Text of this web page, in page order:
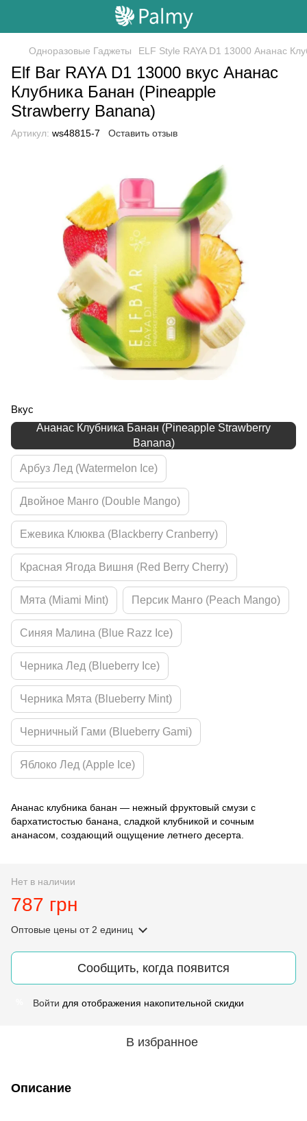
Одноразовые Гаджеты ELF Style RAYA D1 13000 Ананас
Elf Bar RAYA D1 13000 вкус Ананас
Клубника Банан (Pineapple
Strawberry Banana)
Артикул: ws48815-7 Оставить отзыв
Вкус
Ананас Клубника Банан (Pineapple Strawberry
Banana)
Арбуз Лед (Watermelon Ice)
Двойное Манго (Double Mango)
Ежевика Клюква (Blackberry Cranberry)
Красная Ягода Вишня (Red Berry Cherry)
Мята (Miami Mint) Персик Манго (Peach Mango)
Синяя Малина (Blue Razz Ice)
Черника Лед (Blueberry Ice)
Черника Мята (Blueberry Mint)
Черничный Гами (Blueberry Gami)
Яблоко Лед (Apple Ice)
Ананас клубника банан — нежный фруктовый смузи с
бархатистостью банана, сладкой клубникой и сочным
ананасом, создающий ощущение летнего десерта.
Нет в наличии
787 грн
Оптовые цены от 2 единиц
Сообщить, когда появится
Войти для отображения накопительной скидки
В избранное
Описание